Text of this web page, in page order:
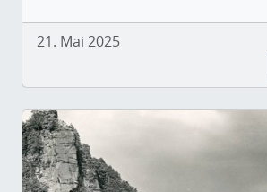
21. Mai 2025